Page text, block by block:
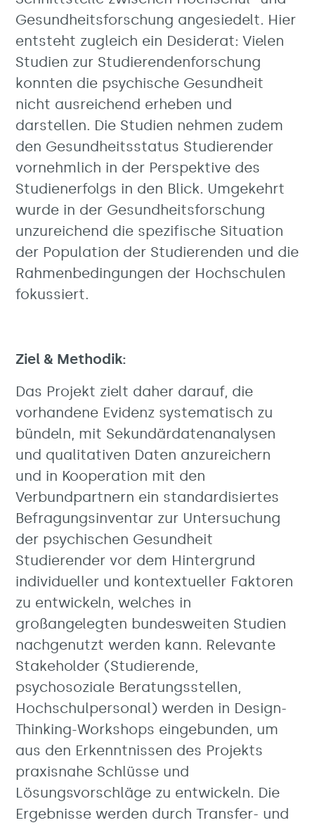
Gesundheitsforschung angesiedelt. Hier
entsteht zugleich ein Desiderat: Vielen
Studien zur Studierendenforschung
konnten die psychische Gesundheit
nicht ausreichend erheben und
darstellen. Die Studien nehmen zudem
den Gesundheitsstatus Studierender
vornehmlich in der Perspektive des
Studienerfolgs in den Blick. Umgekehrt
wurde in der Gesundheitsforschung
unzureichend die spezifische Situation
der Population der Studierenden und die
Rahmenbedingungen der Hochschulen
fokussiert.
Ziel & Methodik:
Das Projekt zielt daher darauf, die
vorhandene Evidenz systematisch zu
bündeln, mit Sekundärdatenanalysen
und qualitativen Daten anzureichern
und in Kooperation mit den
Verbundpartnern ein standardisiertes
Befragungsinventar zur Untersuchung
der psychischen Gesundheit
Studierender vor dem Hintergrund
individueller und kontextueller Faktoren
zu entwickeln, welches in
großangelegten bundesweiten Studien
nachgenutzt werden kann. Relevante
Stakeholder (Studierende,
psychosoziale Beratungsstellen,
Hochschulpersonal) werden in Design-
Thinking-Workshops eingebunden, um
aus den Erkenntnissen des Projekts
praxisnahe Schlüsse und
Lösungsvorschläge zu entwickeln. Die
Ergebnisse werden durch Transfer- und